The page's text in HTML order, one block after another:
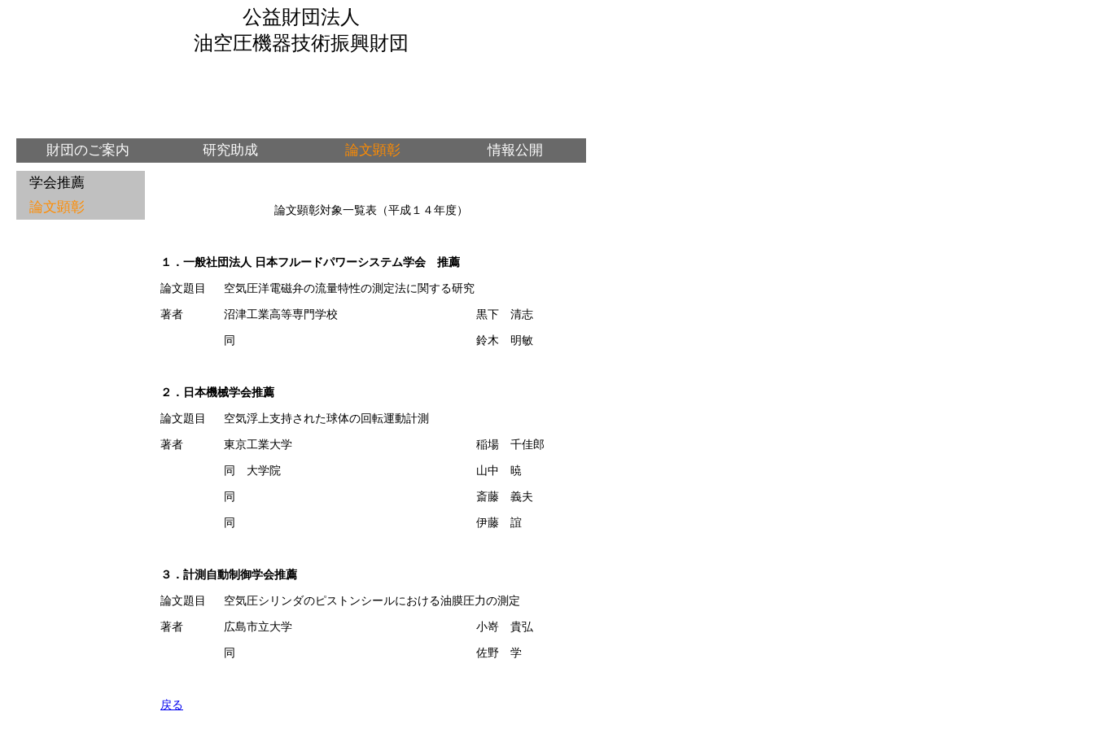
公益財団法人
油空圧機器技術振興財団
財団のご案内 研究助成 論文顕彰 情報公開
学会推薦
論文顕彰
論文顕彰対象一覧表（平成１４年度）
１．一般社団法人 日本フルードパワーシステム学会　推薦
論文題目
空気圧洋電磁弁の流量特性の測定法に関する研究
著者
沼津工業高等専門学校
黒下　清志
同
鈴木　明敏
２．日本機械学会推薦
論文題目
空気浮上支持された球体の回転運動計測
著者
東京工業大学
稲場　千佳郎
同　大学院
山中　暁
同
斎藤　義夫
同
伊藤　誼
３．計測自動制御学会推薦
論文題目
空気圧シリンダのピストンシールにおける油膜圧力の測定
著者
広島市立大学
小嵜　貴弘
同
佐野　学
戻る